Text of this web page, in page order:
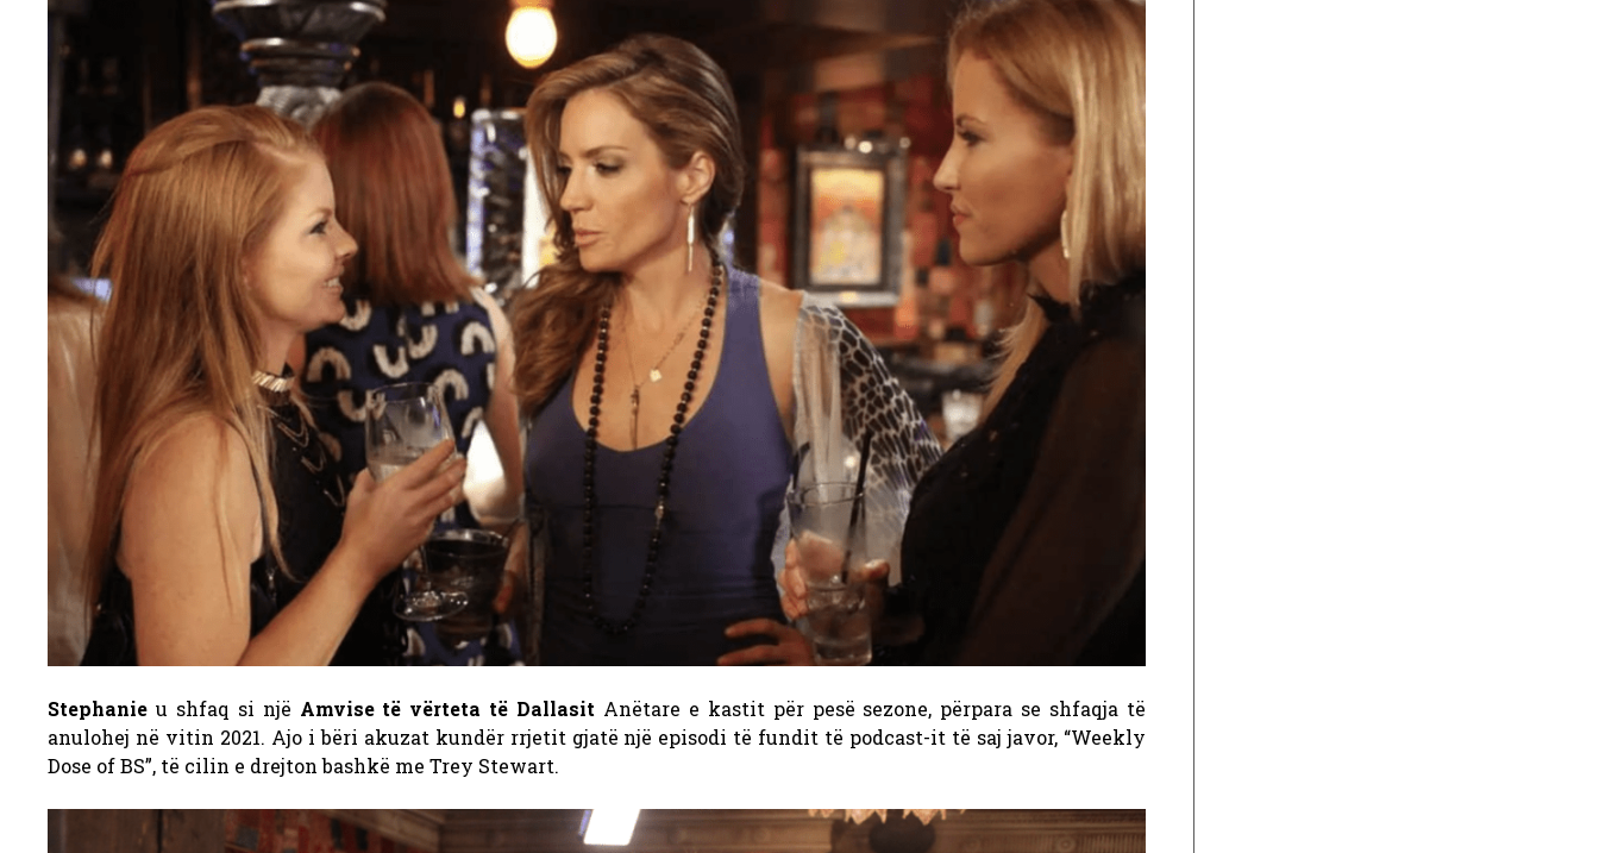
Stephanie u shfaq si një Amvise të vërteta të Dallasit Anëtare e kastit për pesë sezone, përpara se shfaqja të
anulohej në vitin 2021. Ajo i bëri akuzat kundër rrjetit gjatë një episodi të fundit të podcast-it të saj javor, “Weekly
Dose of BS”, të cilin e drejton bashkë me Trey Stewart.